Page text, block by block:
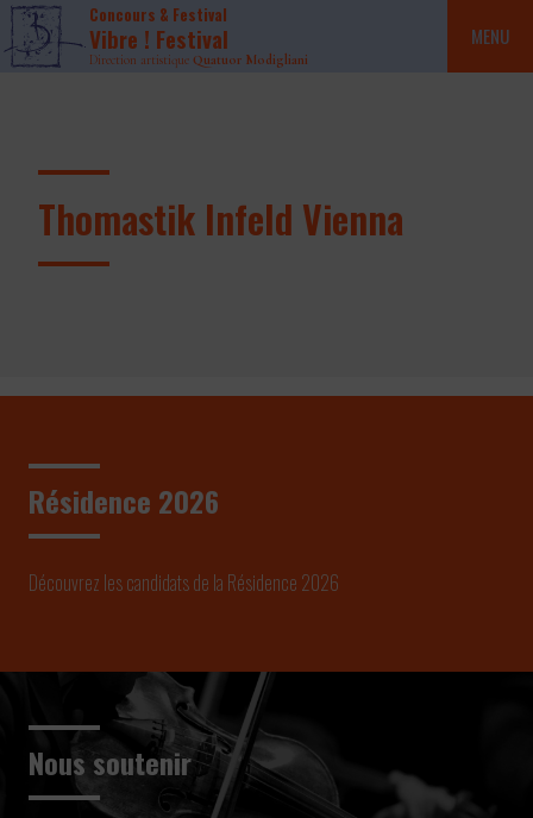
Concours & Festival
Vibre ! Festival
Direction artistique Quatuor Modigliani
MENU
Thomastik Infeld Vienna
Résidence 2026
Découvrez les candidats de la Résidence 2026
Nous soutenir